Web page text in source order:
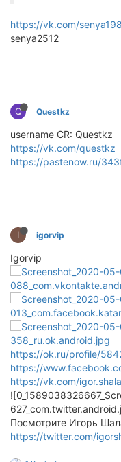
https://vk.com/
senya2512
Q Questkz
username CR: Questkz
https://vk.com/questkz
https://pastenow.ru/
I igorvip
Igorvip
https://ok.ru/profile/
https://
https://vk.com/
Посмотрите Игорь
https://twitter.com/